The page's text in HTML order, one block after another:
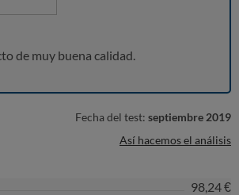
de muy buena calidad.
Fecha del test: septiembre 2019
Así hacemos el análisis
98,24 €